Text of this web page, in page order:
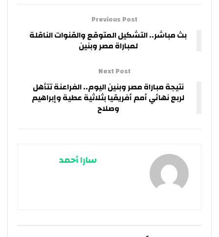
Previous Post
بث مباشر.. التشكيل المتوقع والقنوات الناقلة
لمباراة مصر وبنين
Next Post
نتيجة مباراة مصر وبنين اليوم.. الفراعنة تتأهل
لربع نهائي أمم أفريقيا بثلاثية عطية وإبراهيم
وصلاح
سارا أحمد